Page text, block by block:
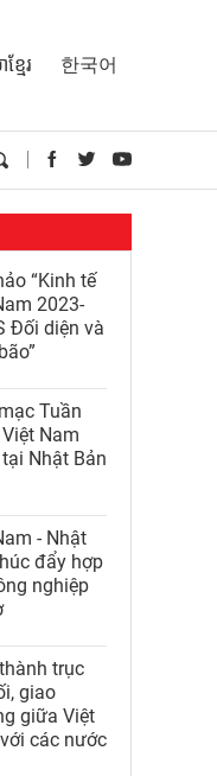
មែរ 한국어
“Kinh tế
2023-
Đối diện và
Tuần
Nam
Nhật Bản
- Nhật
đẩy hợp
nghiệp
trục
giao
giữa Việt
các nước